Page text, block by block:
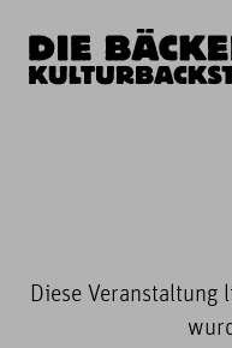
Diese Veranstaltung